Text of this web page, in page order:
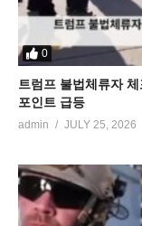
0
트럼프 불법체류자
포인트 급등
admin JULY 25, 2026